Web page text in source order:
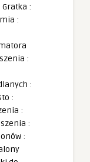
Gratka :
:
:
:
:
:
:
: